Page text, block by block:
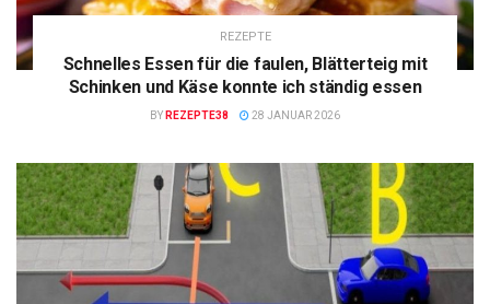
REZEPTE
Schnelles Essen für die faulen, Blätterteig mit
Schinken und Käse konnte ich ständig essen
BY REZEPTE38 28 JANUAR 2026